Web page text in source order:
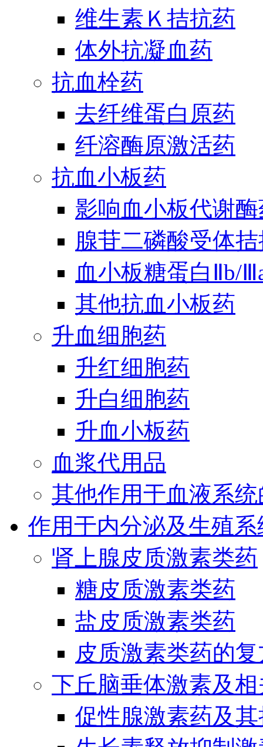
维生素Ｋ拮抗药
体外抗凝血药
抗血栓药
去纤维蛋白原药
纤溶酶原激活药
抗血小板药
影响血小板代谢
腺苷二磷酸受体
血小板糖蛋白Ⅱb/
其他抗血小板药
升血细胞药
升红细胞药
升白细胞药
升血小板药
血浆代用品
其他作用于血液系
作用于内分泌及生殖
肾上腺皮质激素类药
糖皮质激素类药
盐皮质激素类药
皮质激素类药的
下丘脑垂体激素及
促性腺激素药及